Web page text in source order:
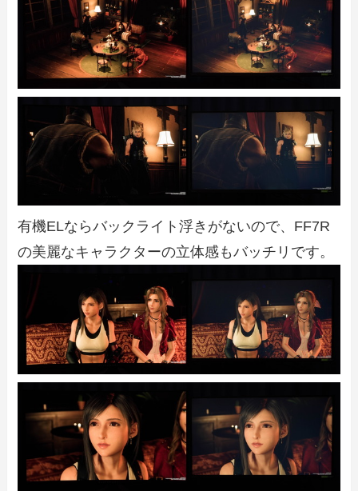
有機ELならバックライト浮きがないので、FF7R
の美麗なキャラクターの立体感もバッチリです。